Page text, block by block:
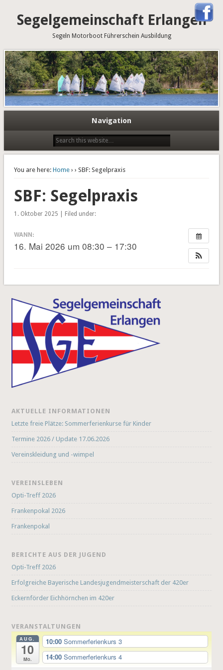
Segelgemeinschaft Erlangen
Segeln Motorboot Führerschein Ausbildung
Navigation
You are here: Home› › SBF: Segelpraxis
SBF: Segelpraxis
1. Oktober 2025 | Filed under:
WANN:
16. Mai 2026 um 08:30 – 17:30
AKTUELLE INFORMATIONEN
Letzte freie Plätze: Sommerferienkurse für Kinder
Termine 2026 / Update 17.06.2026
Vereinskleidung und -wimpel
VEREINSLEBEN
Opti-Treff 2026
Frankenpokal 2026
Frankenpokal
BERICHTE AUS DER JUGEND
Opti-Treff 2026
Erfolgreiche Bayerische Landesjugendmeisterschaft der 420er
Eckernförder Eichhörnchen im 420er
VERANSTALTUNGEN
AUG.
10
Mo.
10:00 Sommerferienkurs 3
14:00 Sommerferienkurs 4